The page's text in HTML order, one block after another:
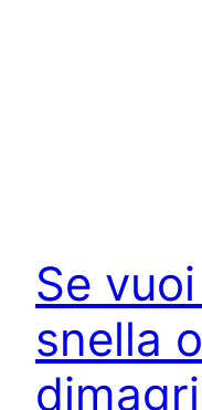
Se
snella